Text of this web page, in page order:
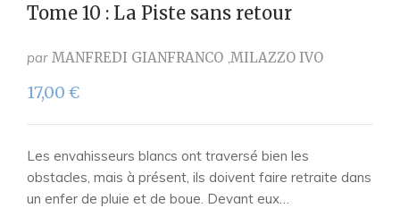
Tome 10 : La Piste sans retour
par MANFREDI GIANFRANCO MILAZZO IVO
17,00 €
Les envahisseurs blancs ont traversé bien les
obstacles, mais à présent, ils doivent faire retraite dans
un enfer de pluie et de boue. Devant eux…